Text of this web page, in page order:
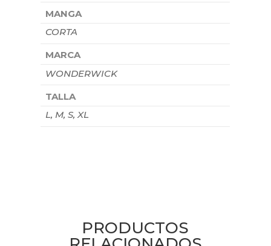
MANGA
CORTA
MARCA
WONDERWICK
TALLA
L, M, S, XL
PRODUCTOS